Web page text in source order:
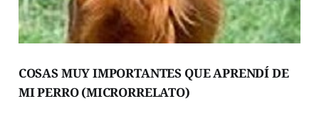
COSAS MUY IMPORTANTES QUE APRENDÍ DE
MI PERRO (MICRORRELATO)